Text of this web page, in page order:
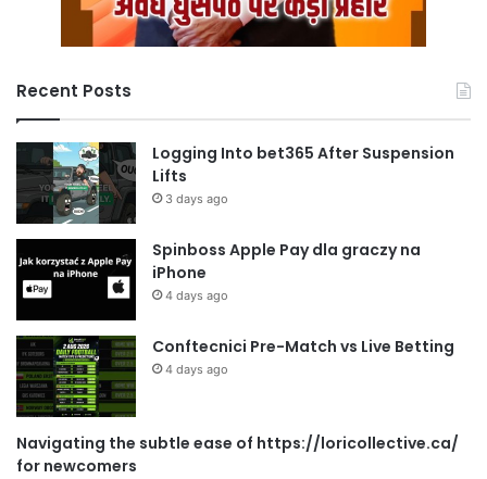
Recent Posts
Logging Into bet365 After Suspension
Lifts
3 days ago
Spinboss Apple Pay dla graczy na
iPhone
4 days ago
Conftecnici Pre-Match vs Live Betting
4 days ago
Navigating the subtle ease of https://loricollective.ca/
for newcomers